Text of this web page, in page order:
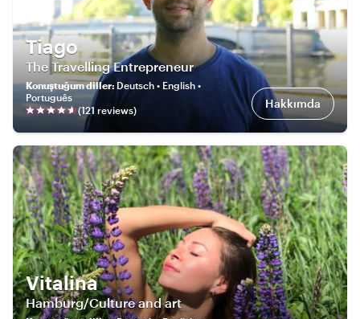
Tiago
The Travelling Entrepreneur
Konuştuğum diller: Deutsch • English •
Português
(121 reviews) Hakkımda
Vitalina
Hamburg/Culture and art